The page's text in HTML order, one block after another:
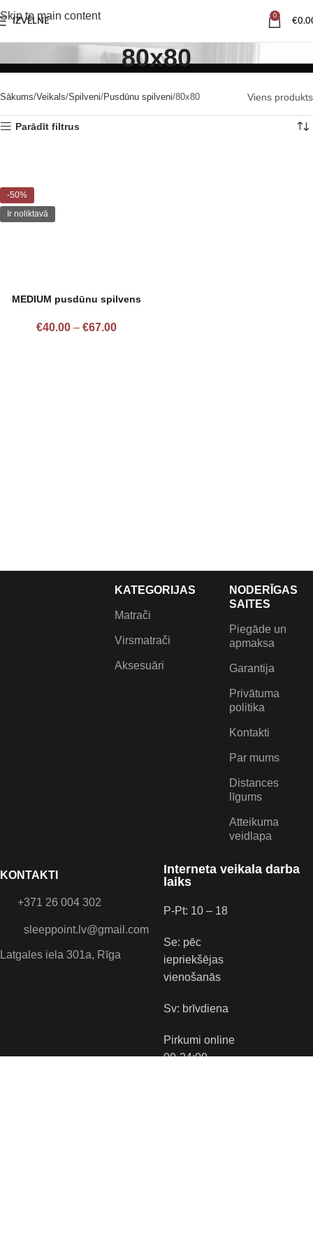
Skip to main content
IZVĒLNE
0
€
80x80
Sākums Veikals Spilveni Pusdūnu spilveni 80x80 Viens produkts
Parādīt filtrus
-50%
Ir noliktavā
MEDIUM pusdūnu spilvens
€40.00 – €67.00
KATEGORIJAS
Matrači
Virsmatrači
Aksesuāri
KONTAKTI
+371 26 004 302
sleeppoint.lv@gmail.com
Latgales iela 301a, Rīga
NODERĪGAS
SAITES
Piegāde un
apmaksa
Garantija
Privātuma
politika
Kontakti
Par mums
Distances
līgums
Atteikuma
veidlapa
Interneta veikala darba
laiks
P-Pt: 10 – 18
Se: pēc
iepriekšējas
vienošanās
Sv: brīvdiena
Pirkumi online
00-24:00